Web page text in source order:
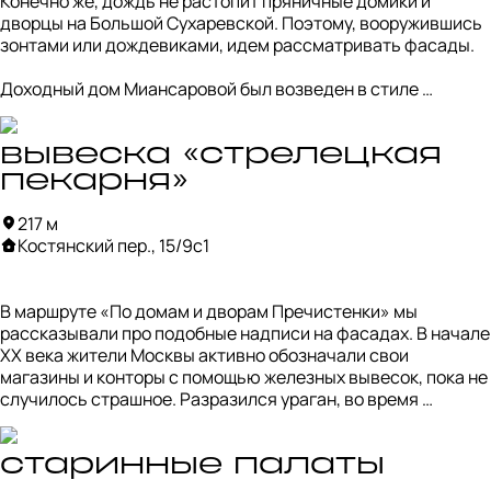
незаметно. На улице сгустились тучи, за окном потемнело,
началось... Но помешает ли дождь нашим планам —
дворцы на Большой Сухаревской. Поэтому, вооружившись
зонтами или дождевиками, идем рассматривать фасады.
Доходный дом Миансаровой был возведен в стиле
неорусского модерна в начале XX века по заказу дочери
купца-предпринимателя Елены Миансаровой. Фасады
декорировали изразцами, изготовленными в двух
мастерских: «Абрамцево» Саввы Мамонтова и
«Кикерино», где работал известный мастер керамического
искусства Пётр Ваулин.
Можете заметить, что декора так много, что здание даже
башня с шатровым завершением, керамические наличники
и красочные панно, помещенные в кокошниках в верхней
части фасада.
Художники помогали выделиться не только домам, но и
магазинам. Проверим это, свернув в переулок.
вывеска «стрелецкая
пекарня»
217 м
Костянский пер., 15/9с1
В маршруте «По домам и дворам Пречистенки» мы
рассказывали про подобные надписи на фасадах. В начале
XX века жители Москвы активно обозначали свои
магазины и конторы с помощью железных вывесок, пока не
случилось страшное. Разразился ураган, во время
которого тяжелые вывески слетали с фасадов и насмерть
прибивали москвичей.
старинные палаты